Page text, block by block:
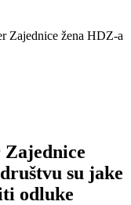
Zajednice žena HDZ-a
Zajednice
su jake
odluke